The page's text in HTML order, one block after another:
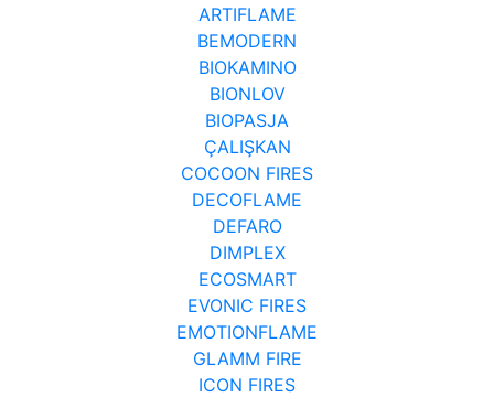
ARTIFLAME
BEMODERN
BIOKAMINO
BIONLOV
BIOPASJA
ÇALIŞKAN
COCOON FIRES
DECOFLAME
DEFARO
DIMPLEX
ECOSMART
EVONIC FIRES
EMOTIONFLAME
GLAMM FIRE
ICON FIRES